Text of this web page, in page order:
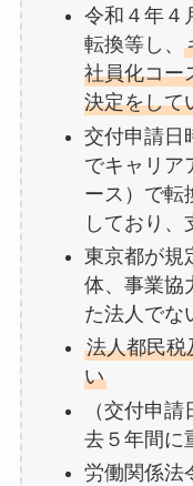
令和４年４
転換等し、
社員化コー
決定をして
交付申請日
でキャリア
ース）で転
しており、
東京都が規
体、事業協
た法人でな
法人都民税
い
（交付申
去５年間に
労働関係法